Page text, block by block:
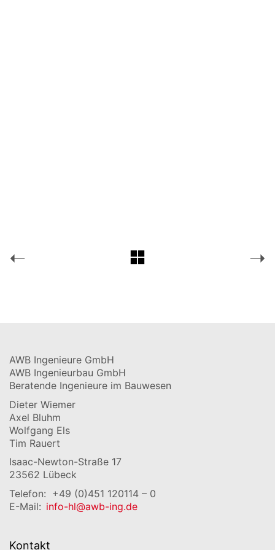
AWB Ingenieure GmbH
AWB Ingenieurbau GmbH
Beratende Ingenieure im Bauwesen
Dieter Wiemer
Axel Bluhm
Wolfgang Els
Tim Rauert
Isaac-Newton-Straße 17
23562 Lübeck
Telefon: +49 (0)451 120114 – 0
E-Mail: info-hl@awb-ing.de
Kontakt